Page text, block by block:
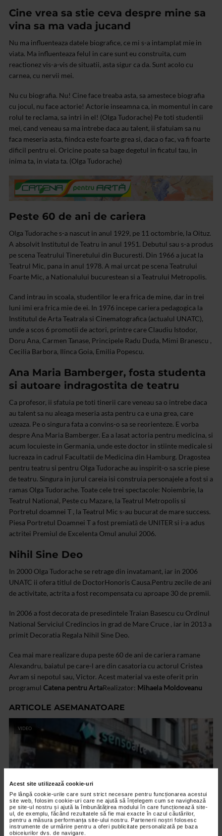
Acest site utilizează cookie-uri
Pe lângă cookie-urile care sunt strict necesare pentru funcționarea acestui
site web, folosim cookie-uri care ne ajută să înțelegem cum se navighează
pe site-ul nostru și ajută la îmbunătățirea modului în care funcționează site-
ul, de exemplu, făcând rezultatele să fie mai exacte în cazul căutărilor,
pentru a măsura performanța site-ului nostru. Partenerii noștri folosesc
instrumente de urmărire pentru a oferi publicitate personalizată pe baza
obiceiurilor dvs. de navigare.
Cine vrea sa stie ceva despre mine sa
vina sa ma vada jucand
Nu ma influenteaza datele biografice, ce mi s-a intamplat mie in
viata. Ma influenteaza felul in care sunt eu construita, cum
reactionez vis-a-vis de situatii, asta sigur ca da. Sunt acolo cu
carnea, cu nervii mei.
Nu cu biografia. Nu! Cine face treaba asta, sa amestece biografia
cu jocul, nu face actorie! Actorie inseamna ca, in momentul in care
rolul te reclama, sa intri in el! (Olga Tudorache) Pe toti studentii
mei, cand veneau sa ma intrebe daca au talent, ii sfatuiam sa nu
faca meseria asta, fiindca este foarte grea si, daca o fac, va fi foarte
dificil pentru ei. Oricine poate sa bage degetul in ficatul tau, in
inima ta, in viata ta. (Olga Tudorache)
Peste 60 de ani de cariera
Olga Tudorache s-a nascut in anul 1929, pe 11 octombrie, la Oituz.
A absolvit Institutul de Teatru in anul 1951. Debutul sau s-a produs
pe scena Teatrului Tineretului din Bucuresti. Din 1966 a jucat la
Teatrul Mic, pana in anul 1978. A mai urcat pe scena Teatrului
Foarte Mic, a Nationalului bucurestean si a Teatrului Metropolis.
Cand intrau in scoala, studentilor le era frica de mine, dar in trei
luni imi era frica mie de ei. In 1976 incepe cariera pedagogica la
Institutul de Arta Teatrala si Cinematografica (actualul UNATC),
unde a scos 6 promotii de actori, printre care Claudiu Istodor,
Doru Ana, Carmen Tanase, Principele Radu Duda, Mimi Branescu ,
Cecilia Barbora, Ilinca Goia, Emilia Popescu.
Ana Maria Bamberger, fosta studenta
si autoare indragostita de teatru
Ca profesor, ii sfatuia pe toti tinerii care veneau sa o intrebe daca
au talent sa nu aleaga meseria asta pentru ca e una grea, care
uzeaza. Pe o singura fata a convins-o sa se reorienteze. E vorba
despre Ana Maria Bamberger. Ea a lasat actoria pentru medicina, si
acum locuieste in Germania, unde este doctor in stiinte me­dicale si
lu­creaza in cadrul Facul­tatii de Medi­ci­na din Hamburg. Dragostea
pentru teatru si pentru Olga Tudorache au inspirit-o sa scrie piese
de teatru. Singura in jurul careia isi construia personajele a fost si a
ramas Olga Tudorache. Toate cele trei spectacole: Noiembrie, la
Teatrul National, Peste cu Mazare, la Teatrul Metropolis si
Portretul doamnei T , la Teatrul Mic s-au bucurat de mare success.
Piesa Portretul Doamnei T a fost premiată de UNITER si i-a adus
actritei Premiul de Excelenta Omul anului 2006.
Nihil Sine Deo
In 2000 Olga Tudorache se retrage din invatamant, iar in 2006
UNATC ii ofera titlul de DoctorHonoris Causa.Pentru zecile de ani
de activitate, actrita a fost recompensata cu aproape 30 de premii.
In 2006 a fost decorata de presedintele Traian Basescu cu Ordinul
National Serviciul Credincios in grad de Mare Cruce , iar in 2013 a
primit Decoratia Regala Nihil Sine Deo.
Cea mai mare realizare dupa peste 60 de ani de cariera ramane
Alexandru, baiatul pe care-l are din casatoria cu actorul Cristea
Avram si nepotul sau, Victor. Acest material va este oferit prin
programul Catena pentru ArtaRealizator: Mihaela Moldoveanu
ARTICOLE ASEMANATOARE
VIDEO